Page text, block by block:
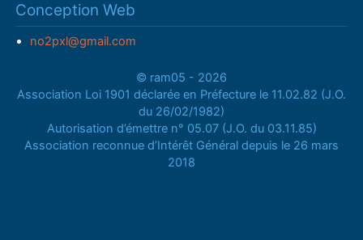
Conception Web
no2pxl@gmail.com
© ram05 - 2026
Association Loi 1901 déclarée en Préfecture le 11.02.82 (J.O.
du 26/02/1982)
Autorisation d’émettre n° 05.07 (J.O. du 03.11.85)
Association reconnue d’Intérêt Général depuis le 26 mars
2018